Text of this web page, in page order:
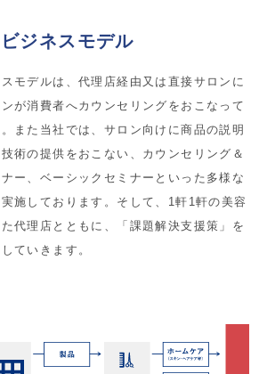
ビジネスモデル
モデルは、代理店経由又は直接サロンに
が消費者へカウンセリングをおこなって
また当社では、サロン向けに商品の説明
術の提供をおこない、カウンセリング＆
ー、ベーシックセミナーといった多様な
施しております。そして、1軒1軒の美容
代理店とともに、「課題解決支援策」を
ていきます。